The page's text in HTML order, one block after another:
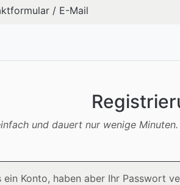
/ E-Mail
und dauert nur wenige
ein Konto, haben aber Ihr Passwort